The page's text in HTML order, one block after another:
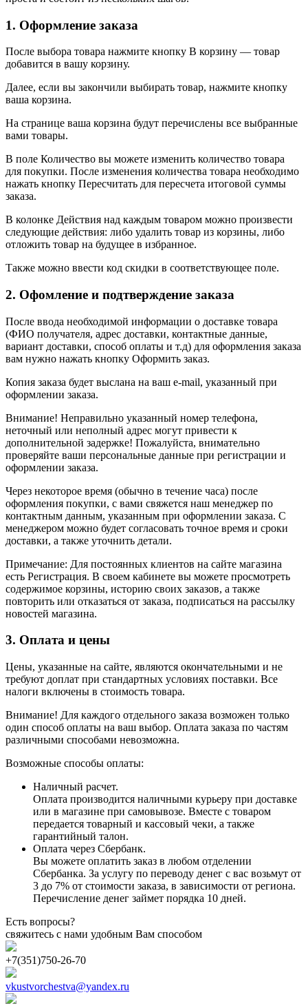
1. Оформление заказа
После выбора товара нажмите кнопку В корзину — товар
добавится в вашу корзину.
Далее, если вы закончили выбирать товар, нажмите кнопку
ваша корзина.
На странице ваша корзина будут перечислены все выбранные
вами товары.
В поле Количество вы можете изменить количество товара
для покупки. После изменения количества товара необходимо
нажать кнопку Пересчитать для пересчета итоговой суммы
заказа.
В колонке Действия над каждым товаром можно произвести
следующие действия: либо удалить товар из корзины, либо
отложить товар на будущее в избранное.
Также можно ввести код скидки в соответствующее поле.
2. Офомление и подтверждение заказа
После ввода необходимой информации о доставке товара
(ФИО получателя, адрес доставки, контактные данные,
вариант доставки, способ оплаты и т.д) для оформления заказа
вам нужно нажать кнопку Оформить заказ.
Копия заказа будет выслана на ваш e-mail, указанный при
оформлении заказа.
Внимание! Неправильно указанный номер телефона,
неточный или неполный адрес могут привести к
дополнительной задержке! Пожалуйста, внимательно
проверяйте ваши персональные данные при регистрации и
оформлении заказа.
Через некоторое время (обычно в течение часа) после
оформления покупки, с вами свяжется наш менеджер по
контактным данным, указанным при оформлении заказа. С
менеджером можно будет согласовать точное время и сроки
доставки, а также уточнить детали.
Примечание: Для постоянных клиентов на сайте магазина
есть Регистрация. В своем кабинете вы можете просмотреть
содержимое корзины, историю своих заказов, а также
повторить или отказаться от заказа, подписаться на рассылку
новостей магазина.
3. Оплата и цены
Цены, указанные на сайте, являются окончательными и не
требуют доплат при стандартных условиях поставки. Все
налоги включены в стоимость товара.
Внимание! Для каждого отдельного заказа возможен только
один способ оплаты на ваш выбор. Оплата заказа по частям
различными способами невозможна.
Возможные способы оплаты:
Наличный расчет.
Оплата производится наличными курьеру при доставке
или в магазине при самовывозе. Вместе с товаром
передается товарный и кассовый чеки, а также
гарантийный талон.
Оплата через Сбербанк.
Вы можете оплатить заказ в любом отделении
Сбербанка. За услугу по переводу денег с вас возьмут от
3 до 7% от стоимости заказа, в зависимости от региона.
Перечисление денег займет порядка 10 дней.
Есть вопросы?
свяжитесь с нами удобным Вам способом
+7(351)750-26-70
vkustvorchestva@yandex.ru